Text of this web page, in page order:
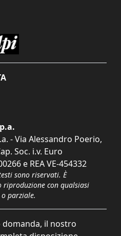
- Via Alessandro Poerio,
Soc. i.v. Euro
e REA VE-454332
sono riservati. È
riproduzione con qualsiasi
parziale.
domanda, il nostro